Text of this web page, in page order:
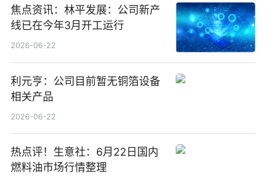
焦点资讯：林平发展：公司新产
线已在今年3月开工运行
2026-06-22
利元亨：公司目前暂无铜箔设备
相关产品
2026-06-22
热点评！生意社：6月22日国内
燃料油市场行情整理